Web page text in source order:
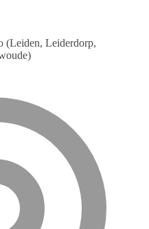
(Leiden, Leiderdorp,